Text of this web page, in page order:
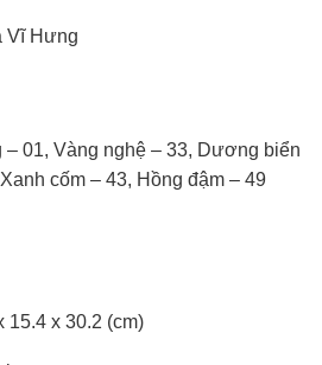
Vĩ Hưng
– 01, Vàng nghệ – 33, Dương biển
cốm – 43, Hồng đậm – 49
15.4 x 30.2 (cm)